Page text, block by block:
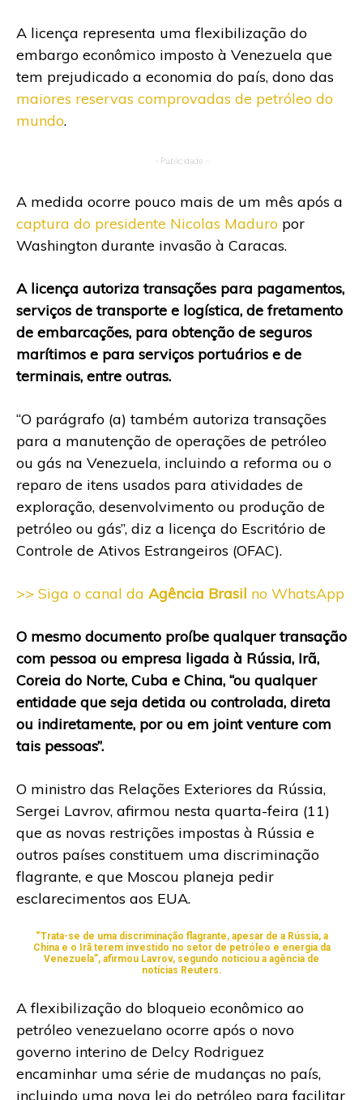
A licença representa uma flexibilização do
embargo econômico imposto à Venezuela que
tem prejudicado a economia do país, dono das
maiores reservas comprovadas de petróleo do
mundo.
- Publicidade -
A medida ocorre pouco mais de um mês após a
captura do presidente Nicolas Maduro por
Washington durante invasão à Caracas.
A licença autoriza transações para pagamentos,
serviços de transporte e logística, de fretamento
de embarcações, para obtenção de seguros
marítimos e para serviços portuários e de
terminais, entre outras.
“O parágrafo (a) também autoriza transações
para a manutenção de operações de petróleo
ou gás na Venezuela, incluindo a reforma ou o
reparo de itens usados ​​para atividades de
exploração, desenvolvimento ou produção de
petróleo ou gás”, diz a licença do Escritório de
Controle de Ativos Estrangeiros (OFAC).
>> Siga o canal da Agência Brasil no WhatsApp
O mesmo documento proíbe qualquer transação
com pessoa ou empresa ligada à Rússia, Irã,
Coreia do Norte, Cuba e China, “ou qualquer
entidade que seja detida ou controlada, direta
ou indiretamente, por ou em joint venture com
tais pessoas”.
O ministro das Relações Exteriores da Rússia,
Sergei Lavrov, afirmou nesta quarta-feira (11)
que as novas restrições impostas à Rússia e
outros países constituem uma discriminação
flagrante, e que Moscou planeja pedir
esclarecimentos aos EUA.
“Trata-se de uma discriminação flagrante, apesar de a Rússia, a
China e o Irã terem investido no setor de petróleo e energia da
Venezuela”, afirmou Lavrov, segundo noticiou a agência de
notícias Reuters.
A flexibilização do bloqueio econômico ao
petróleo venezuelano ocorre após o novo
governo interino de Delcy Rodriguez
encaminhar uma série de mudanças no país,
incluindo uma nova lei do petróleo para facilitar